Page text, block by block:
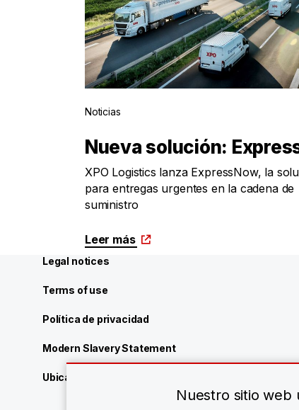
Noticias
Nueva solución:
XPO Logistics lanza ExpressNow, la
para entregas urgentes en la cadena de
suministro
Leer más
Legal notices
Terms of use
Política de privacidad
Modern Slavery Statement
Ubicaciones de XPO Logistics
Nuestro sitio web